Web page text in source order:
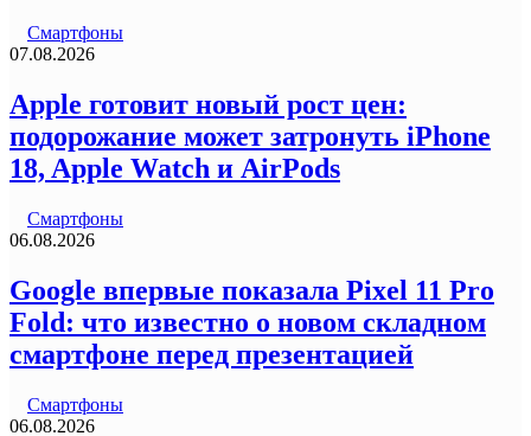
Смартфоны
07.08.2026
Apple готовит новый рост цен:
подорожание может затронуть iPhone
18, Apple Watch и AirPods
Смартфоны
06.08.2026
Google впервые показала Pixel 11 Pro
Fold: что известно о новом складном
смартфоне перед презентацией
Смартфоны
06.08.2026